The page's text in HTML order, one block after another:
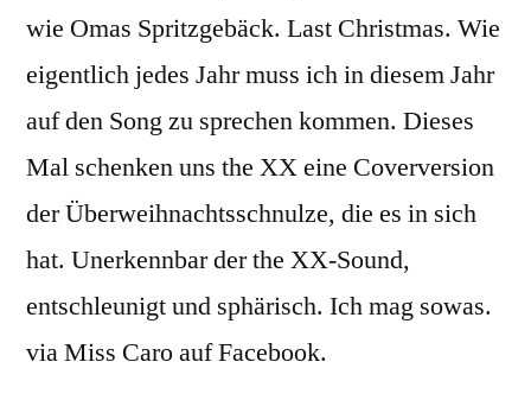
wie Omas Spritzgebäck. Last Christmas. Wie
eigentlich jedes Jahr muss ich in diesem Jahr
auf den Song zu sprechen kommen. Dieses
Mal schenken uns the XX eine Coverversion
der Überweihnachtsschnulze, die es in sich
hat. Unerkennbar der the XX-Sound,
entschleunigt und sphärisch. Ich mag sowas.
via Miss Caro auf Facebook.